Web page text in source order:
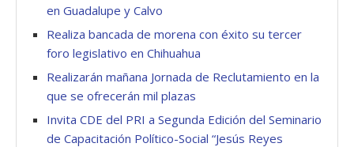
en Guadalupe y Calvo
Realiza bancada de morena con éxito su tercer
foro legislativo en Chihuahua
Realizarán mañana Jornada de Reclutamiento en la
que se ofrecerán mil plazas
Invita CDE del PRI a Segunda Edición del Seminario
de Capacitación Político-Social “Jesús Reyes